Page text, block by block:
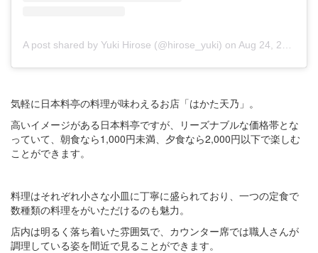
A post shared by Yuki Hirose (@hirose_yuki) on Aug 24, 2018 at 8:23pm PDT
気軽に日本料亭の料理が味わえるお店「はかた天乃」。
高いイメージがある日本料亭ですが、リーズナブルな価格帯とな
っていて、朝食なら1,000円未満、夕食なら2,000円以下で楽しむ
ことができます。
料理はそれぞれ小さな小皿に丁寧に盛られており、一つの定食で
数種類の料理をがいただけるのも魅力。
店内は明るく落ち着いた雰囲気で、カウンター席では職人さんが
調理している姿を間近で見ることができます。